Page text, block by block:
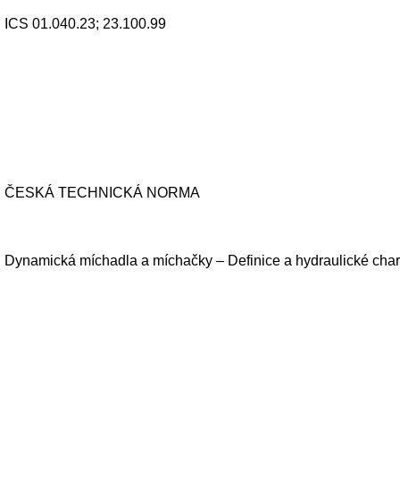
ICS 01.040.23; 23.100.99
ČESKÁ TECHNICKÁ NORMA
Dynamická míchadla a míchačky – Definice a hydraulické